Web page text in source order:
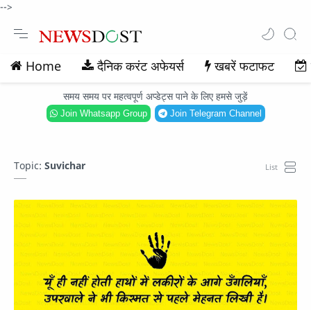
-->
Home दैनिक करंट अफेयर्स खबरें फटाफट
समय समय पर महत्वपूर्ण अप्डेट्स पाने के लिए हमसे जुड़ें
Join Whatsapp Group Join Telegram Channel
Topic: Suvichar